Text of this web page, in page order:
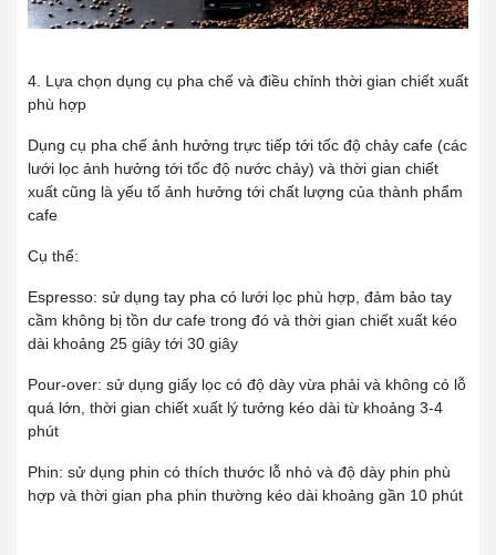
4. Lựa chọn dụng cụ pha chế và điều chỉnh thời gian chiết xuất
phù hợp
Dụng cụ pha chế ảnh hưởng trực tiếp tới tốc độ chảy cafe (các
lưới lọc ảnh hưởng tới tốc độ nước chảy) và thời gian chiết
xuất cũng là yếu tố ảnh hưởng tới chất lượng của thành phẩm
cafe
Cụ thể:
Espresso: sử dụng tay pha có lưới lọc phù hợp, đảm bảo tay
cầm không bị tồn dư cafe trong đó và thời gian chiết xuất kéo
dài khoảng 25 giây tới 30 giây
Pour-over: sử dụng giấy lọc có độ dày vừa phải và không có lỗ
quá lớn, thời gian chiết xuất lý tưởng kéo dài từ khoảng 3-4
phút
Phin: sử dụng phin có thích thước lỗ nhỏ và độ dày phin phù
hợp và thời gian pha phin thường kéo dài khoảng gần 10 phút